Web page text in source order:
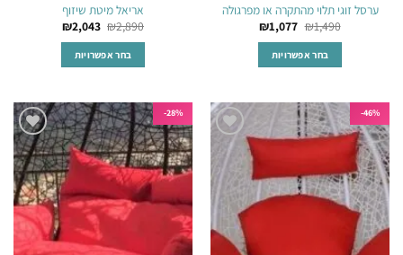
ערסל זוגי תלוי מהתקרה או מפרגולה
₪1,490
₪1,077
בחר אפשרויות
יש
מספר
ניתן
לבחור
אריאל מיטת שיזוף
₪2,890
₪2,043
בחר אפשרויות
יש
מספר
סוגים.
ניתן
לבחור
את
האפשרויות
בעמוד
46%-
הוסף
לרשימת
המשאלות
28%-
הוסף
לרשימת
המשאלות